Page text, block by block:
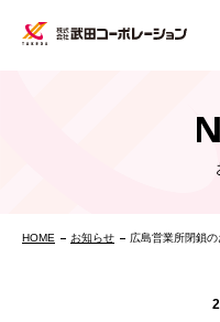
HOME お知らせ 広島営業所閉鎖